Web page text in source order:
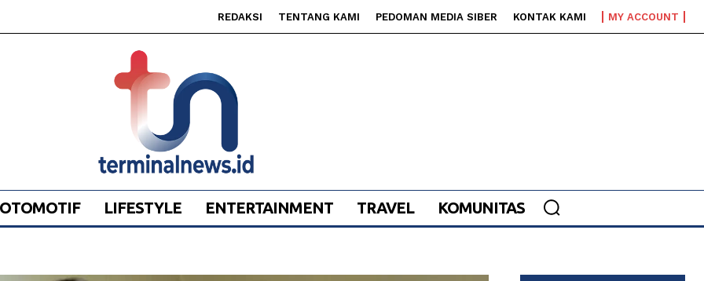
REDAKSI TENTANG KAMI PEDOMAN MEDIA SIBER KONTAK KAMI MY ACCOUNT
LIFESTYLE ENTERTAINMENT TRAVEL KOMUNITAS